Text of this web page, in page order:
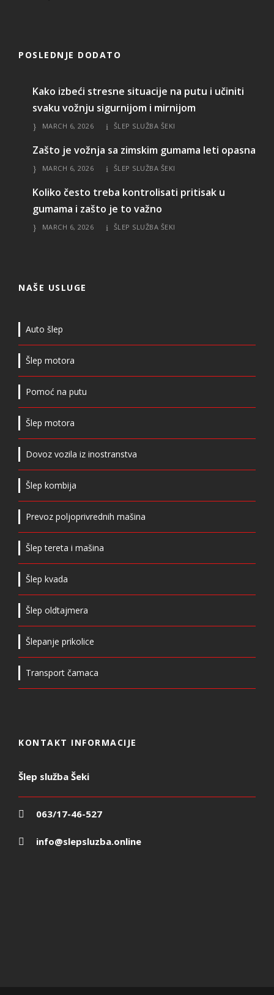
POSLEDNJE DODATO
Kako izbeći stresne situacije na putu i učiniti
svaku vožnju sigurnijom i mirnijom
MARCH 6, 2026 ŠLEP SLUŽBA ŠEKI
Zašto je vožnja sa zimskim gumama leti opasna
MARCH 6, 2026 ŠLEP SLUŽBA ŠEKI
Koliko često treba kontrolisati pritisak u
gumama i zašto je to važno
MARCH 6, 2026 ŠLEP SLUŽBA ŠEKI
NAŠE USLUGE
Auto šlep
Šlep motora
Pomoć na putu
Šlep motora
Dovoz vozila iz inostranstva
Šlep kombija
Prevoz poljoprivrednih mašina
Šlep tereta i mašina
Šlep kvada
Šlep oldtajmera
Šlepanje prikolice
Transport čamaca
KONTAKT INFORMACIJE
Šlep služba Šeki
063/17-46-527
info@slepsluzba.online